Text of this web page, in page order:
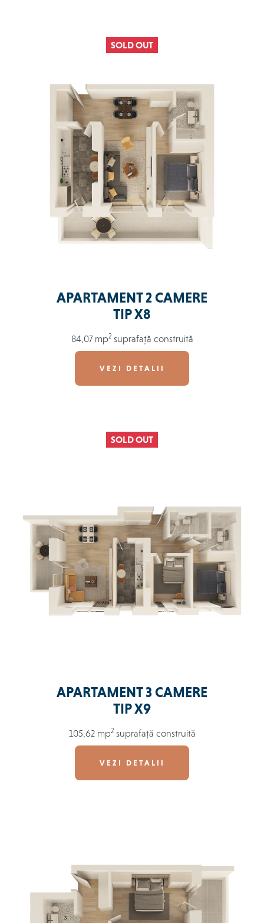
SOLD OUT
APARTAMENT 2 CAMERE
TIP X8
84,07 mp2 suprafață construită
VEZI DETALII
SOLD OUT
APARTAMENT 3 CAMERE
TIP X9
105,62 mp2 suprafață construită
VEZI DETALII